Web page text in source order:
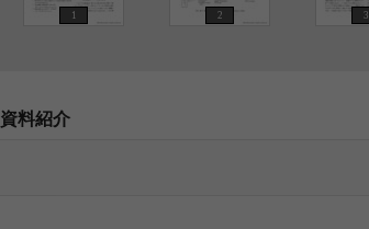
1 2 3
資料紹介